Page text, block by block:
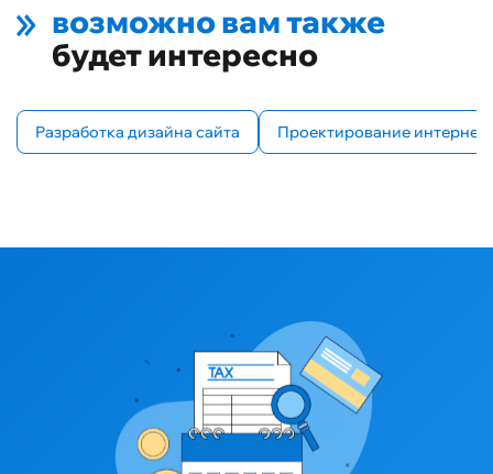
возможно вам также
будет интересно
Разработка дизайна сайта Проектирование